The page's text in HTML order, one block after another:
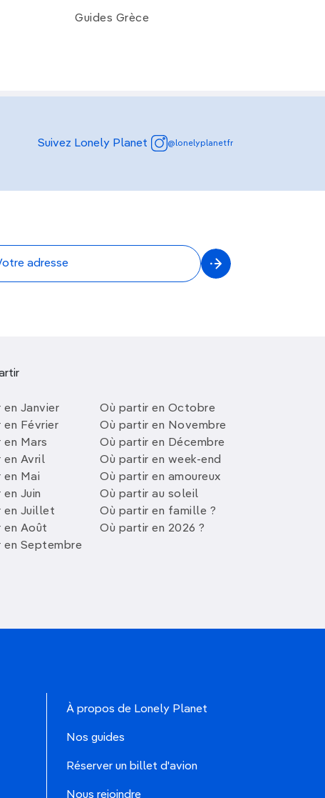
Guides Grèce
Suivez Lonely Planet @lonelyplanetfr
en Janvier
en Février
Mars
en Avril
en Mai
Juin
en Juillet
en Août
en Septembre
Où partir en Octobre
Où partir en Novembre
Où partir en Décembre
Où partir en week-end
Où partir en amoureux
Où partir au soleil
Où partir en famille ?
Où partir en 2026 ?
À propos de Lonely Planet
Nos guides
Réserver un billet d'avion
Nous rejoindre